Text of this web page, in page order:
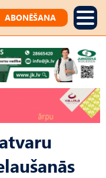
ABONĒŠANA